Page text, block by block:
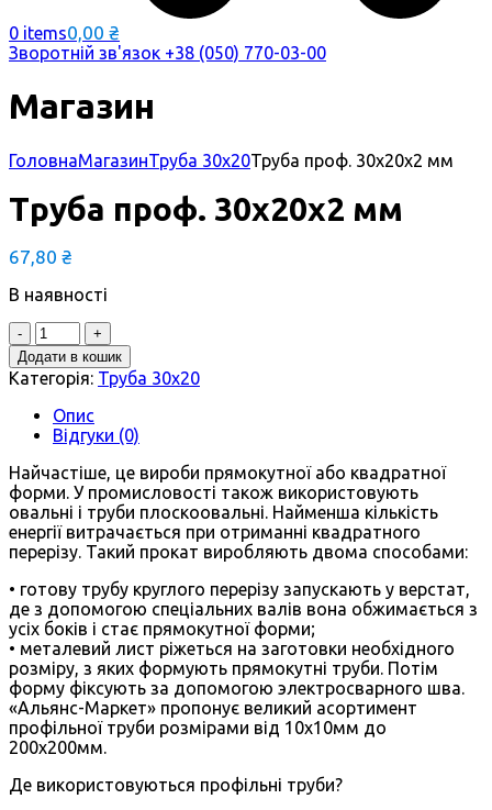
0 items0,00 ₴
Зворотній зв'язок +38 (050) 770-03-00
Магазин
ГоловнаМагазинТруба 30х20Труба проф. 30х20х2 мм
Труба проф. 30х20х2 мм
67,80 ₴
В наявності
Quantity
Додати в кошик
Категорія: Труба 30х20
Опис
Відгуки (0)
Найчастіше, це вироби прямокутної або квадратної
форми. У промисловості також використовують
овальні і труби плоскоовальні. Найменша кількість
енергії витрачається при отриманні квадратного
перерізу. Такий прокат виробляють двома способами:
• готову трубу круглого перерізу запускають у верстат,
де з допомогою спеціальних валів вона обжимається з
усіх боків і стає прямокутної форми;
• металевий лист ріжеться на заготовки необхідного
розміру, з яких формують прямокутні труби. Потім
форму фіксують за допомогою электросварного шва.
«Альянс-Маркет» пропонує великий асортимент
профільної труби розмірами від 10х10мм до
200х200мм.
Де використовуються профільні труби?